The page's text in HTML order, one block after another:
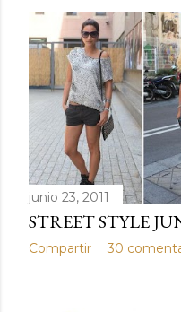
junio 23, 2011
STREET STYLE
Compartir 30